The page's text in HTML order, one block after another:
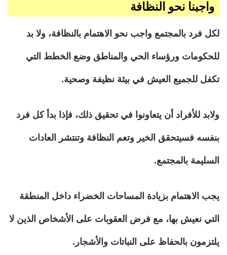
واجبنا نحو النظافة
لكل فرد بالمجتمع واجب نحو الاهتمام بالنظافة، ولا بد
للحكومات ورؤساء الحي والمناطق وضع الخطط التي
تكفل للجميع العيش في بيئة نظيفة وصحية.
ولابد للأفراد أن يتعاونوا في تحقيق ذلك، فإذا بدأ كل فرد
بنفسه فسيتحقق الخير وتعم النظافة وتنتشر العادات
السليمة بالمجتمع.
يجب الاهتمام بزيادة المساحات الخضراء داخل المنطقة
التي نعيش بها، مع فرض العقوبات على الأشخاص الذين لا
يلتزمون بالحفاظ على النباتات والأشجار.